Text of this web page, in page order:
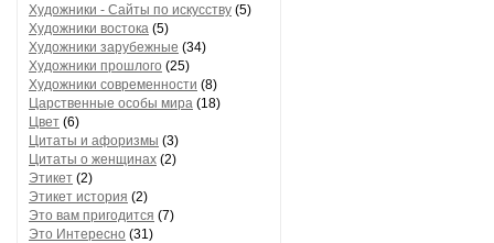
Художники - Сайты по искусству (5)
Художники востока (5)
Художники зарубежные (34)
Художники прошлого (25)
Художники современности (8)
Царственные особы мира (18)
Цвет (6)
Цитаты и афоризмы (3)
Цитаты о женщинах (2)
Этикет (2)
Этикет история (2)
Это вам пригодится (7)
Это Интересно (31)